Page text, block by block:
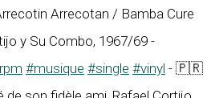
Arrecotan / Bamba Cure
y Su Combo, 1967/69 -
#musique #single #vinyl - 🇵🇷